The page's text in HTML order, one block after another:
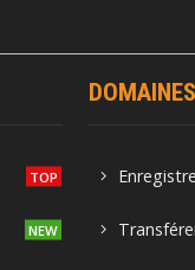
DOMAINES